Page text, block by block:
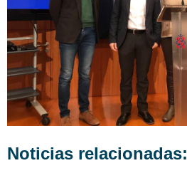
Noticias relacionadas: